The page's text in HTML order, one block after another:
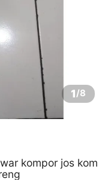
1/8
kompor jos kom